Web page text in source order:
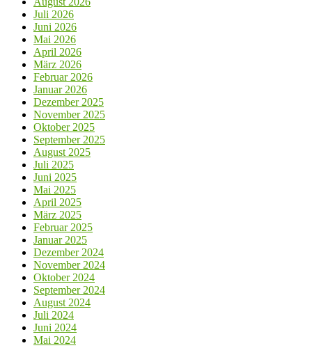
Juli 2026
Juni 2026
Mai 2026
April 2026
März 2026
Februar 2026
Januar 2026
Dezember 2025
November 2025
Oktober 2025
September 2025
August 2025
Juli 2025
Juni 2025
Mai 2025
April 2025
März 2025
Februar 2025
Januar 2025
Dezember 2024
November 2024
Oktober 2024
September 2024
August 2024
Juli 2024
Juni 2024
Mai 2024